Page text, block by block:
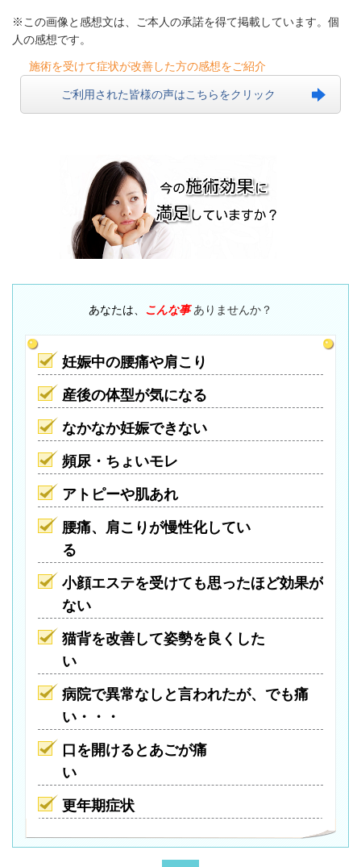
※この画像と感想文は、ご本人の承諾を得て掲載しています。個
人の感想です。
施術を受けて症状が改善した方の感想をご紹介
ご利用された皆様の声はこちらをクリック
あなたは、 こんな事 ありませんか？
妊娠中の腰痛や肩こり
産後の体型が気になる
なかなか妊娠できない
頻尿・ちょいモレ
アトピーや肌あれ
腰痛、肩こりが慢性化してい
る
小顔エステを受けても思ったほど効果が
ない
猫背を改善して姿勢を良くした
い
病院で異常なしと言われたが、でも痛
い・・・
口を開けるとあごが痛
い
更年期症状